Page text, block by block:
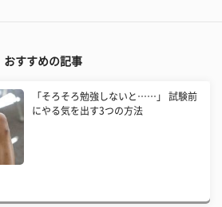
おすすめの記事
「そろそろ勉強しないと……」 試験前
にやる気を出す3つの方法